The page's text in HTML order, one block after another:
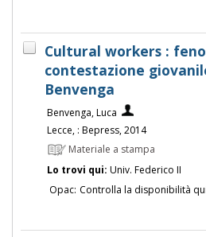
Cultural workers :
contestazione
Benvenga
Benvenga, Luca
Lecce, : Bepress, 2014
Materiale a stampa
Lo trovi qui: Univ. Federico II
Opac: Controlla la disponibilità